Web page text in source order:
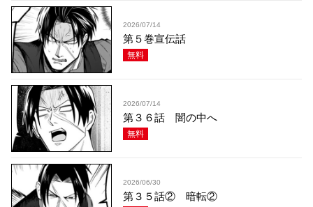
2026/07/14
第５巻宣伝話
無料
2026/07/14
第３６話 闇の中へ
無料
2026/06/30
第３５話② 暗転②